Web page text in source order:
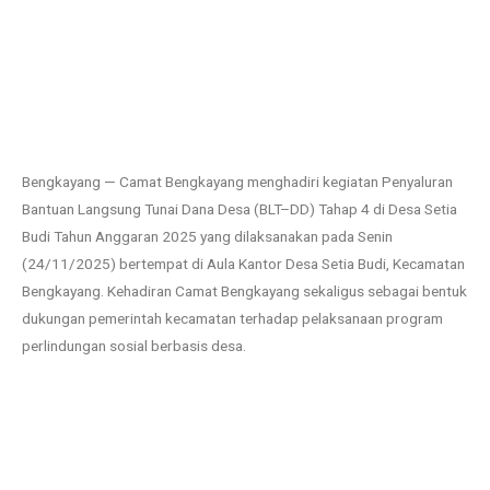
Bengkayang — Camat Bengkayang menghadiri kegiatan Penyaluran
Bantuan Langsung Tunai Dana Desa (BLT–DD) Tahap 4 di Desa Setia
Budi Tahun Anggaran 2025 yang dilaksanakan pada Senin
(24/11/2025) bertempat di Aula Kantor Desa Setia Budi, Kecamatan
Bengkayang. Kehadiran Camat Bengkayang sekaligus sebagai bentuk
dukungan pemerintah kecamatan terhadap pelaksanaan program
perlindungan sosial berbasis desa.